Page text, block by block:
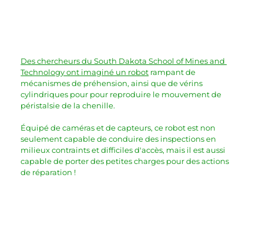
Des chercheurs du South Dakota School of Mines and
Technology ont imaginé un robot rampant de
mécanismes de préhension, ainsi que de vérins
cylindriques pour pour reproduire le mouvement de
péristalsie de la chenille.
Équipé de caméras et de capteurs, ce robot est non
seulement capable de conduire des inspections en
milieux contraints et difficiles d'accès, mais il est aussi
capable de porter des petites charges pour des actions
de réparation !